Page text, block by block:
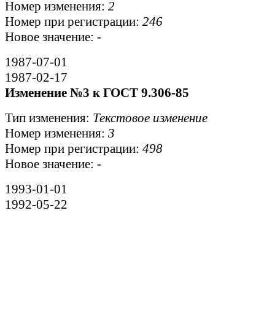
Номер изменения: 2
Номер при регистрации: 246
Новое значение: -
1987-07-01
1987-02-17
Изменение №3 к ГОСТ 9.306-85
Тип изменения: Текстовое изменение
Номер изменения: 3
Номер при регистрации: 498
Новое значение: -
1993-01-01
1992-05-22